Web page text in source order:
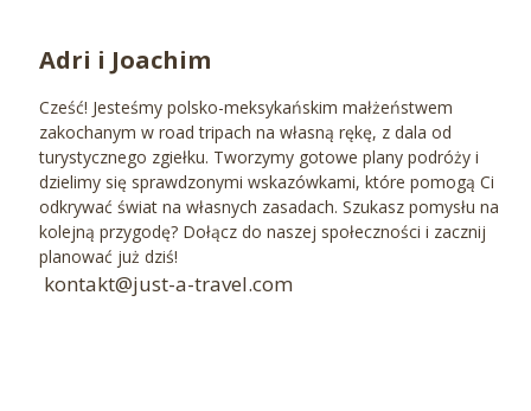
Adri i Joachim
Cześć! Jesteśmy polsko-meksykańskim małżeństwem
zakochanym w road tripach na własną rękę, z dala od
turystycznego zgiełku. Tworzymy gotowe plany podróży i
dzielimy się sprawdzonymi wskazówkami, które pomogą Ci
odkrywać świat na własnych zasadach. Szukasz pomysłu na
kolejną przygodę? Dołącz do naszej społeczności i zacznij
planować już dziś!
kontakt@just-a-travel.com